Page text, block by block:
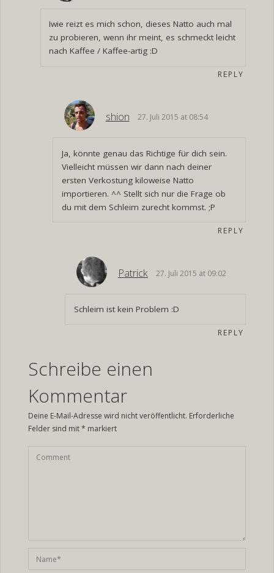
Iwie reizt es mich schon, dieses Natto auch mal
zu probieren, wenn ihr meint, es schmeckt leicht
nach Kaffee / Kaffee-artig :D
REPLY
shion 27. Juli 2015 at 08:54
Ja, könnte genau das Richtige für dich sein.
Vielleicht müssen wir dann nach deiner
ersten Verkostung kiloweise Natto
importieren. ^^ Stellt sich nur die Frage ob
du mit dem Schleim zurecht kommst. ;P
REPLY
Patrick 27. Juli 2015 at 09:02
Schleim ist kein Problem :D
REPLY
Schreibe einen
Kommentar
Deine E-Mail-Adresse wird nicht veröffentlicht. Erforderliche
Felder sind mit* markiert